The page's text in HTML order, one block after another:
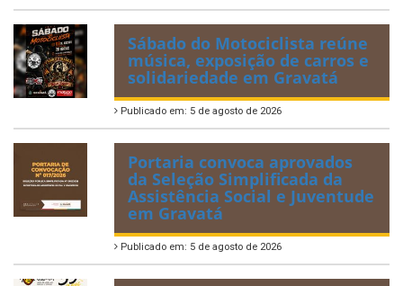
Sábado do Motociclista reúne
música, exposição de carros e
solidariedade em Gravatá
Publicado em: 5 de agosto de 2026
Portaria convoca aprovados
da Seleção Simplificada da
Assistência Social e Juventude
em Gravatá
Publicado em: 5 de agosto de 2026